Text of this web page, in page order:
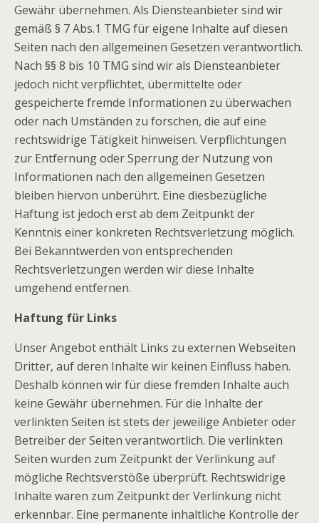
Gewähr übernehmen. Als Diensteanbieter sind wir
gemäß § 7 Abs.1 TMG für eigene Inhalte auf diesen
Seiten nach den allgemeinen Gesetzen verantwortlich.
Nach §§ 8 bis 10 TMG sind wir als Diensteanbieter
jedoch nicht verpflichtet, übermittelte oder
gespeicherte fremde Informationen zu überwachen
oder nach Umständen zu forschen, die auf eine
rechtswidrige Tätigkeit hinweisen. Verpflichtungen
zur Entfernung oder Sperrung der Nutzung von
Informationen nach den allgemeinen Gesetzen
bleiben hiervon unberührt. Eine diesbezügliche
Haftung ist jedoch erst ab dem Zeitpunkt der
Kenntnis einer konkreten Rechtsverletzung möglich.
Bei Bekanntwerden von entsprechenden
Rechtsverletzungen werden wir diese Inhalte
umgehend entfernen.
Haftung für Links
Unser Angebot enthält Links zu externen Webseiten
Dritter, auf deren Inhalte wir keinen Einfluss haben.
Deshalb können wir für diese fremden Inhalte auch
keine Gewähr übernehmen. Für die Inhalte der
verlinkten Seiten ist stets der jeweilige Anbieter oder
Betreiber der Seiten verantwortlich. Die verlinkten
Seiten wurden zum Zeitpunkt der Verlinkung auf
mögliche Rechtsverstöße überprüft. Rechtswidrige
Inhalte waren zum Zeitpunkt der Verlinkung nicht
erkennbar. Eine permanente inhaltliche Kontrolle der